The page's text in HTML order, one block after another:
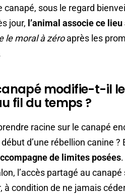
canapé, sous le regard
jour, l’animal associe ce
le moral à zéroaprès les
modifie-t-il
fil du temps ?
racine sur le canapé
d’une rébellion canine ?
de limites posées
l’accès partagé au
à condition de ne jamais